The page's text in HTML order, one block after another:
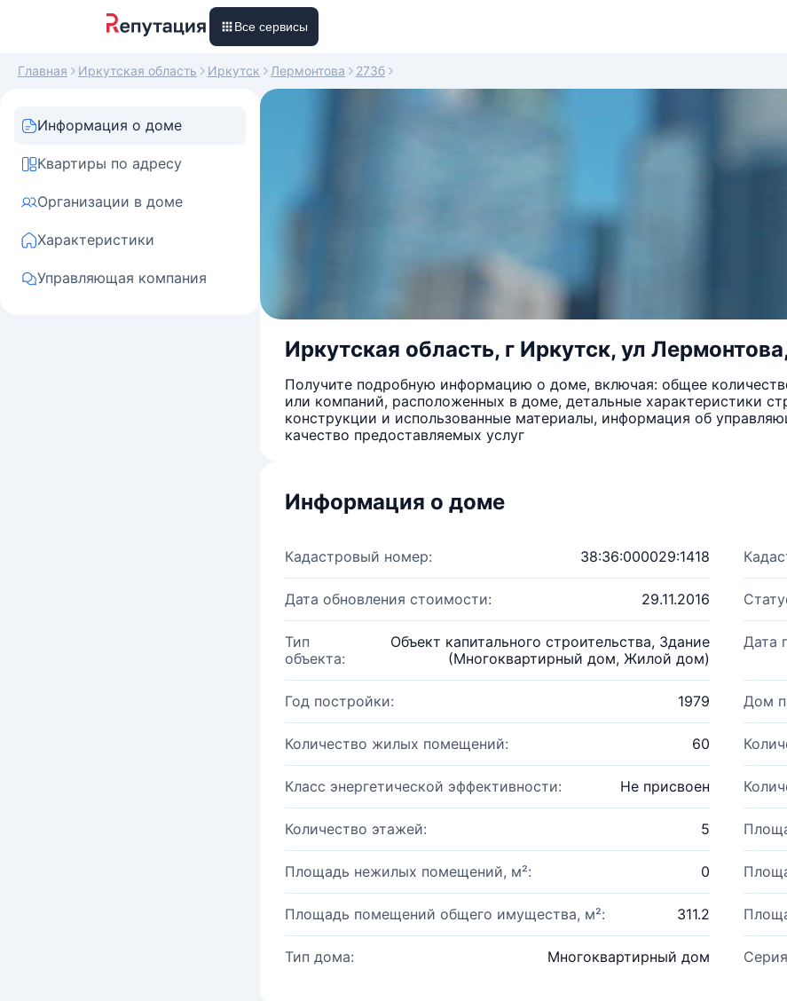
Все сервисы
Главная Иркутская область Иркутск Лермонтова 273б
Информация о доме
Квартиры по адресу
Организации в доме
Характеристики
Управляющая компания
Иркутская область, г Иркутск, ул
Получите подробную информацию о доме, включая: общее
или компаний, расположенных в доме, детальные характеристики
конструкции и использованные материалы, информация об
качество предоставляемых услуг
Информация о доме
Кадастровый номер: 38:36:000029:1418
Дата обновления стоимости: 29.11.2016
Тип
объекта:
Объект капитального строительства, Здание
(Многоквартирный дом, Жилой дом)
Дата
Год постройки: 1979 Дом
Количество жилых помещений: 60
Класс энергетической эффективности: Не присвоен
Количество этажей: 5
Площадь нежилых помещений, м²: 0
Площадь помещений общего имущества, м²: 311.2
Тип дома: Многоквартирный дом